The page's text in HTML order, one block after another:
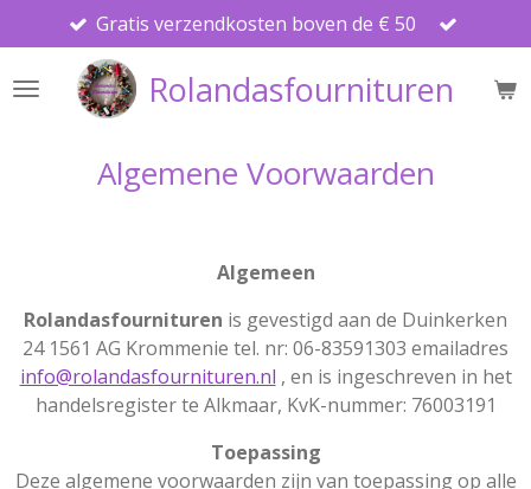
direct
naar
Rolandasfournituren
Gratis verzendkosten boven de € 50
Algemene Voorwaarden
Algemeen
Rolandasfournituren is gevestigd aan de Duinkerken
24 1561 AG Krommenie tel. nr: 06-83591303 emailadres
info@rolandasfournituren.nl , en is ingeschreven in het
handelsregister te Alkmaar, KvK-nummer: 76003191
Toepassing
Deze algemene voorwaarden zijn van toepassing op alle